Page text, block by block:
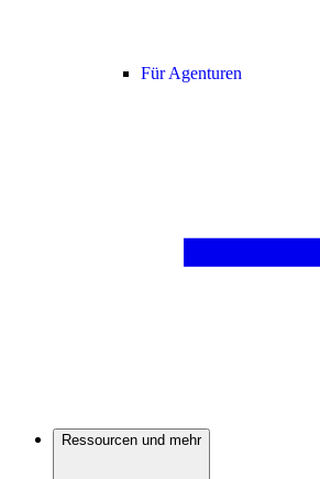
Für Agenturen
Ressourcen und mehr